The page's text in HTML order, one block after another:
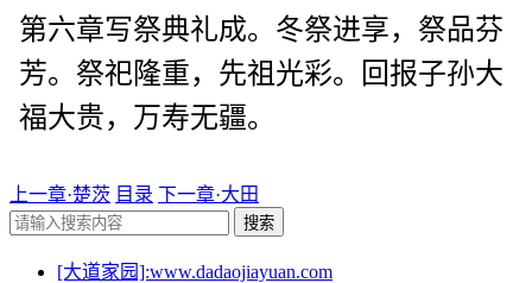
第六章写祭典礼成。冬祭进享，祭品芬
芳。祭祀隆重，先祖光彩。回报子孙大
福大贵，万寿无疆。
上一章·楚茨 目录 下一章·大田
搜索
[大道家园]:www.dadaojiayuan.com